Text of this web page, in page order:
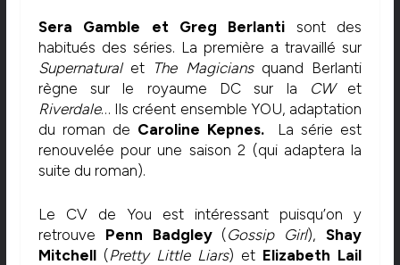
Sera Gamble et Greg Berlanti sont des
habitués des séries. La première a travaillé sur
Supernaturalet The Magiciansquand Berlanti
règne sur le royaume DC sur la
CWet
Riverdale… Ils créent ensemble YOU, adaptation
du roman de Caroline Kepnes.
La série est
renouvelée pour une saison 2 (qui adaptera la
suite du roman).
Le CV de You est intéressant puisqu’on y
retrouve Penn Badgley(Gossip Girl),Shay
Mitchell(Pretty Little Liars) et Elizabeth Lail